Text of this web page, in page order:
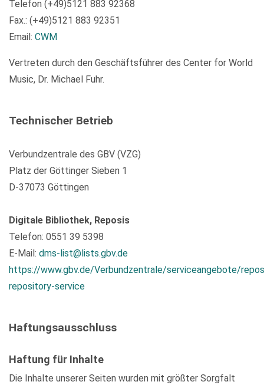
Telefon (+49)5121 883 92368
Fax.: (+49)5121 883 92351
Email: CWM
Vertreten durch den Geschäftsführer des Center for World
Music, Dr. Michael Fuhr.
Technischer Betrieb
Verbundzentrale des GBV (VZG)
Platz der Göttinger Sieben 1
D-37073 Göttingen
Digitale Bibliothek, Reposis
Telefon: 0551 39 5398
E-Mail: dms-list@lists.gbv.de
https://www.gbv.de/Verbundzentrale/serviceangebote/
repository-service
Haftungsausschluss
Haftung für Inhalte
Die Inhalte unserer Seiten wurden mit größter Sorgfalt